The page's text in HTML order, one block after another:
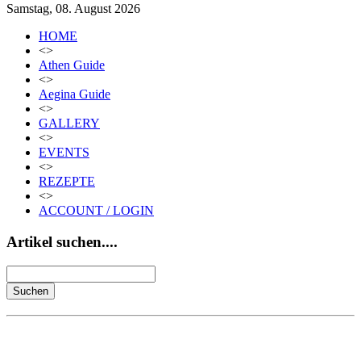
Samstag, 08. August 2026
HOME
<>
Athen Guide
<>
Aegina Guide
<>
GALLERY
<>
EVENTS
<>
REZEPTE
<>
ACCOUNT / LOGIN
Artikel suchen....